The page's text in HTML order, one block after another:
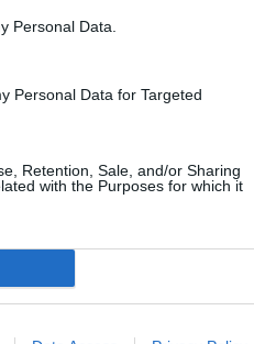
Personal Data.
Personal Data for Targeted
Retention, Sale, and/or Sharing
with the Purposes for which it
Tortosa.
esportiu de referència de
Les noves màquines i la
llistes d’espera i potenciar
es farà «un salt qualitatiu» per